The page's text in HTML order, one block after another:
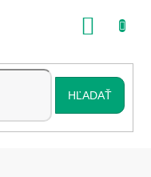
HĽADAŤ